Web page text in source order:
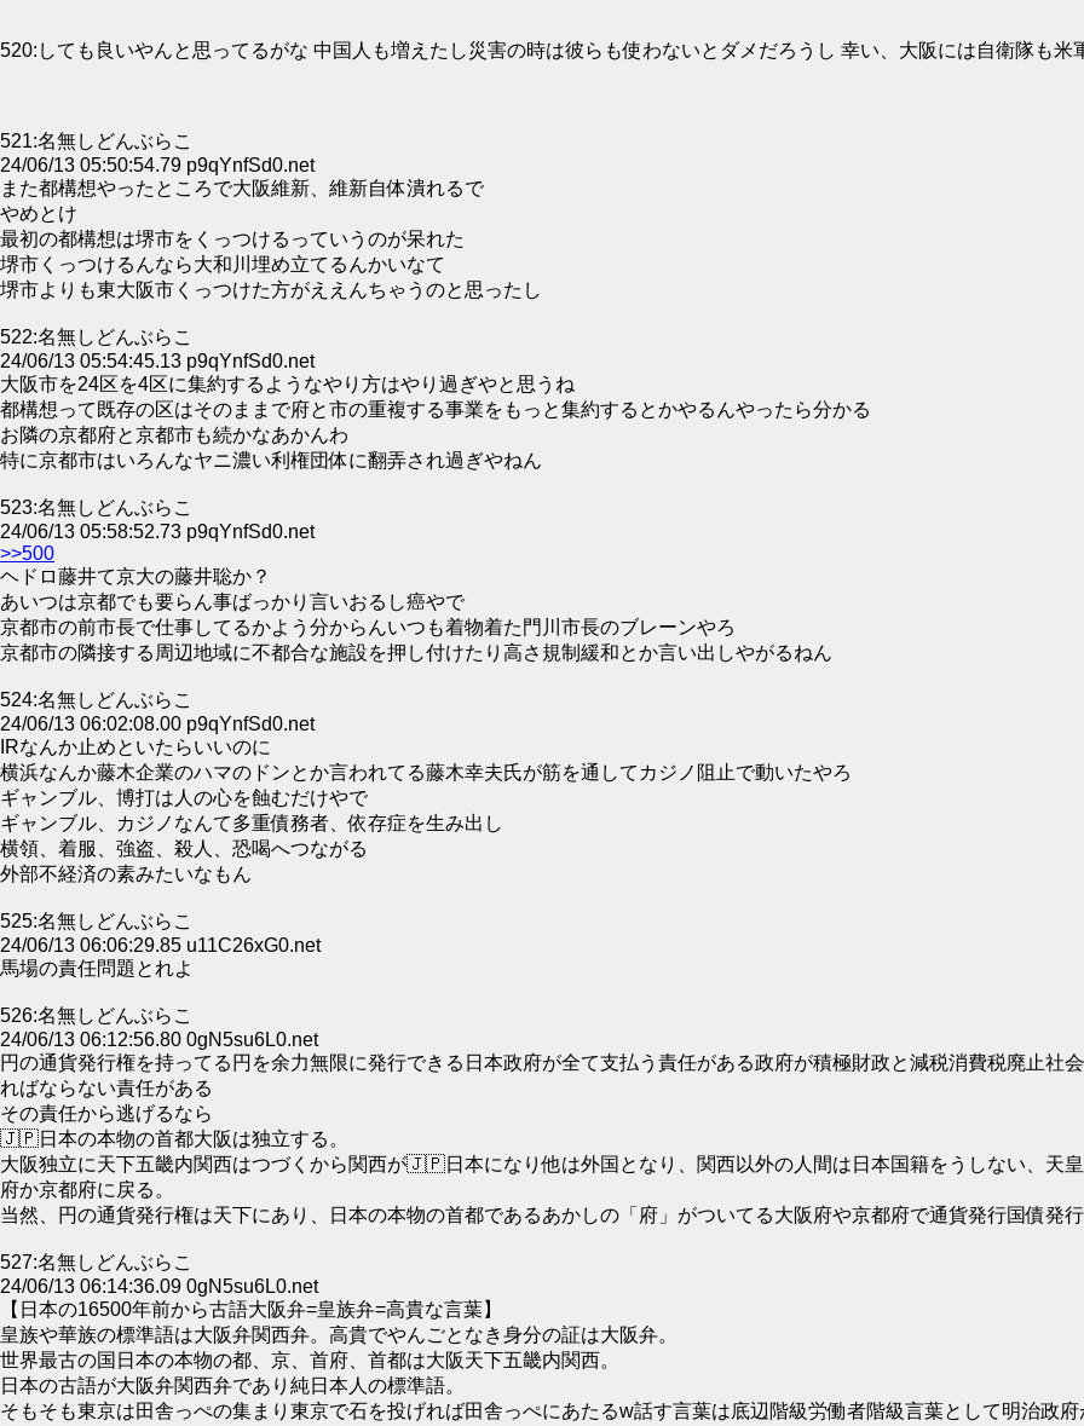
520:しても良いやんと思ってるがな 中国人も増えたし災害の時は彼らも使わないとダメだろうし 幸い、大阪には自衛隊も米
521:名無しどんぶらこ
24/06/13 05:50:54.79 p9qYnfSd0.net
また都構想やったところで大阪維新、維新自体潰れるで
やめとけ
最初の都構想は堺市をくっつけるっていうのが呆れた
堺市くっつけるんなら大和川埋め立てるんかいなて
堺市よりも東大阪市くっつけた方がええんちゃうのと思ったし
522:名無しどんぶらこ
24/06/13 05:54:45.13 p9qYnfSd0.net
大阪市を24区を4区に集約するようなやり方はやり過ぎやと思うね
都構想って既存の区はそのままで府と市の重複する事業をもっと集約するとかやるんやったら分かる
お隣の京都府と京都市も続かなあかんわ
特に京都市はいろんなヤニ濃い利権団体に翻弄され過ぎやねん
523:名無しどんぶらこ
24/06/13 05:58:52.73 p9qYnfSd0.net
>>500
ヘドロ藤井て京大の藤井聡か？
あいつは京都でも要らん事ばっかり言いおるし癌やで
京都市の前市長で仕事してるかよう分からんいつも着物着た門川市長のブレーンやろ
京都市の隣接する周辺地域に不都合な施設を押し付けたり高さ規制緩和とか言い出しやがるねん
524:名無しどんぶらこ
24/06/13 06:02:08.00 p9qYnfSd0.net
IRなんか止めといたらいいのに
横浜なんか藤木企業のハマのドンとか言われてる藤木幸夫氏が筋を通してカジノ阻止で動いたやろ
ギャンブル、博打は人の心を蝕むだけやで
ギャンブル、カジノなんて多重債務者、依存症を生み出し
横領、着服、強盗、殺人、恐喝へつながる
外部不経済の素みたいなもん
525:名無しどんぶらこ
24/06/13 06:06:29.85 u11C26xG0.net
馬場の責任問題とれよ
526:名無しどんぶらこ
24/06/13 06:12:56.80 0gN5su6L0.net
円の通貨発行権を持ってる円を余力無限に発行できる日本政府が全て支払う責任がある政府が積極財政と減税消費税廃止社
ればならない責任がある
その責任から逃げるなら
🇯🇵日本の本物の首都大阪は独立する。
大阪独立に天下五畿内関西はつづくから関西が🇯🇵日本になり他は外国となり、関西以外の人間は日本国籍をうしない、
府か京都府に戻る。
当然、円の通貨発行権は天下にあり、日本の本物の首都であるあかしの「府」がついてる大阪府や京都府で通貨発行国債発
527:名無しどんぶらこ
24/06/13 06:14:36.09 0gN5su6L0.net
【日本の16500年前から古語大阪弁=皇族弁=高貴な言葉】
皇族や華族の標準語は大阪弁関西弁。高貴でやんごとなき身分の証は大阪弁。
世界最古の国日本の本物の都、京、首府、首都は大阪天下五畿内関西。
日本の古語が大阪弁関西弁であり純日本人の標準語。
そもそも東京は田舎っぺの集まり東京で石を投げれば田舎っぺにあたるw話す言葉は底辺階級労働者階級言葉として明治政